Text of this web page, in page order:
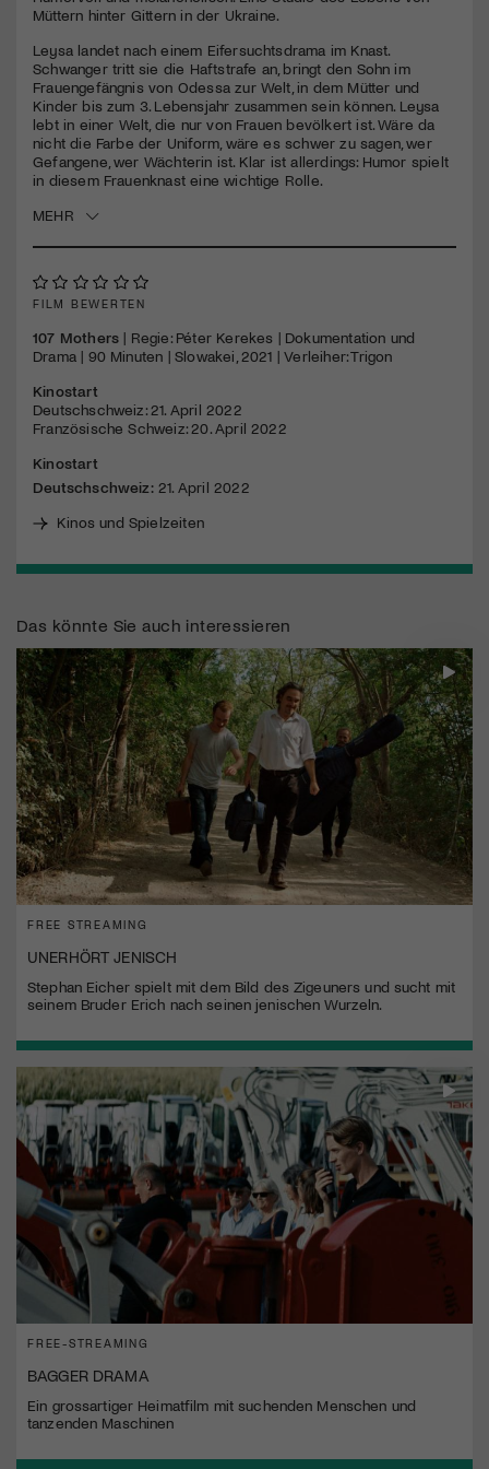
seconds
Müttern hinter Gittern in der Ukraine.
Leysa landet nach einem Eifersuchtsdrama im Knast.
Schwanger tritt sie die Haftstrafe an, bringt den Sohn im
Frauengefängnis von Odessa zur Welt, in dem Mütter und
Kinder bis zum 3. Lebensjahr zusammen sein können. Leysa
lebt in einer Welt, die nur von Frauen bevölkert ist. Wäre da
nicht die Farbe der Uniform, wäre es schwer zu sagen, wer
Gefangene, wer Wächterin ist. Klar ist allerdings: Humor spielt
in diesem Frauenknast eine wichtige Rolle.
MEHR
FILM BEWERTEN
107 Mothers | Regie: Péter Kerekes | Dokumentation und
Drama | 90 Minuten | Slowakei, 2021 | Verleiher: Trigon
Kinostart
Deutschschweiz: 21. April 2022
Französische Schweiz: 20. April 2022
Kinostart
Deutschschweiz:21. April 2022
Kinos und Spielzeiten
Das könnte Sie auch interessieren
FREE STREAMING
UNERHÖRT JENISCH
Stephan Eicher spielt mit dem Bild des Zigeuners und sucht mit
seinem Bruder Erich nach seinen jenischen Wurzeln.
FREE-STREAMING
BAGGER DRAMA
Ein grossartiger Heimatfilm mit suchenden Menschen und
tanzenden Maschinen
Jetzt Mitglied werden